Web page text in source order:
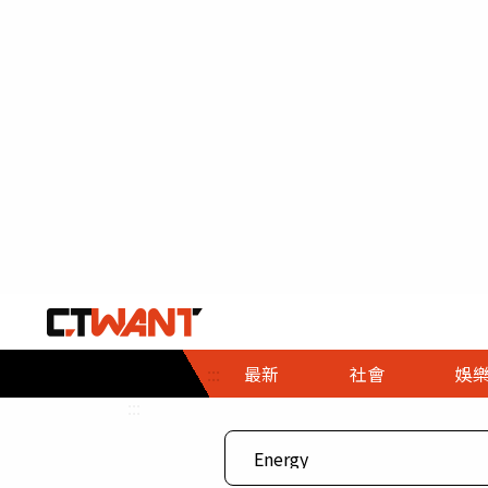
::: 最新 社會
社會首頁
時事
娛樂
娛樂首頁
即時
專題
財經首頁
熱線
３Ｃ
政